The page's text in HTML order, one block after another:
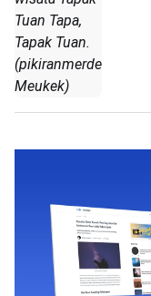
Tuan Tapa,
Tapak Tuan.
(pikiranmerdeka.co/
Meukek)